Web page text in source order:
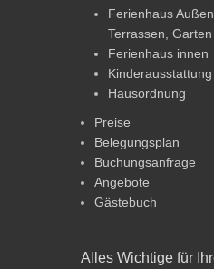
Ferienhaus
Terrassen,
Ferienhaus innen
Kinderausstattung
Hausordnung
Preise
Belegungsplan
Buchungsanfrage
Angebote
Gästebuch
Alles Wichtige für